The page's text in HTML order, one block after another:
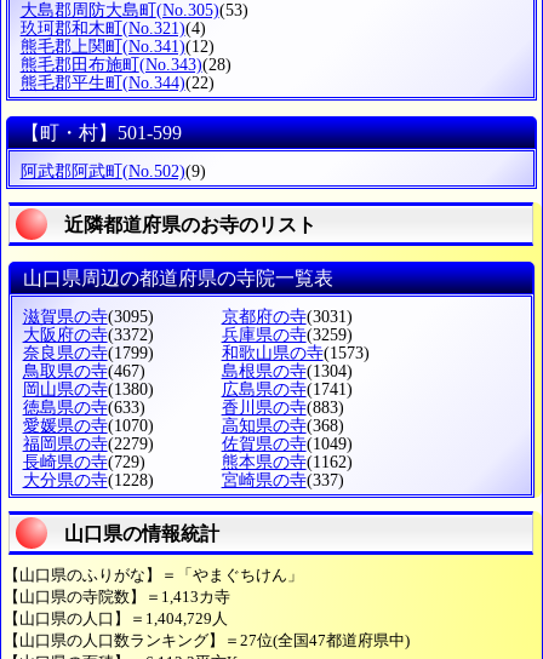
大島郡周防大島町 (No.305)(53)
玖珂郡和木町 (No.321)(4)
熊毛郡上関町 (No.341)(12)
熊毛郡田布施町 (No.343)(28)
熊毛郡平生町 (No.344)(22)
【町・村】501-599
阿武郡阿武町 (No.502)(9)
近隣都道府県のお寺のリスト
山口県周辺の都道府県の寺院一覧表
滋賀県の寺(3095) 京都府の寺(3031)
大阪府の寺(3372) 兵庫県の寺(3259)
奈良県の寺(1799) 和歌山県の寺(1573)
鳥取県の寺(467) 島根県の寺(1304)
岡山県の寺(1380) 広島県の寺(1741)
徳島県の寺(633) 香川県の寺(883)
愛媛県の寺(1070) 高知県の寺(368)
福岡県の寺(2279) 佐賀県の寺(1049)
長崎県の寺(729) 熊本県の寺(1162)
大分県の寺(1228) 宮崎県の寺(337)
山口県の情報統計
【山口県のふりがな】＝「やまぐちけん」
【山口県の寺院数】＝1,413カ寺
【山口県の人口】＝1,404,729人
【山口県の人口数ランキング】＝27位(全国47都道府県中)